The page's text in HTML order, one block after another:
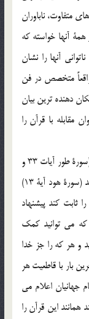
متفاوت، ناباوران
آنها خواسته كه
آنها را نشان
متخصص در فن
دهنده ترين بيان
با قرآن را
در يك مرحله تحدي قرآن به آوردن مثل قرآن است. (سورة طور آيات 33 و
34)؛ سپس دعوت به آوردن، ده سوره را مطرح مي كند (سورة هود آية 13)
ثابت كند پيشنهاد
مي توانيد كمك
و هر كه را جز خدا
يونس آيه 38) و براي آخرين بار با قاطعيت هر
جهانيان اعلام مي
اين قرآن را